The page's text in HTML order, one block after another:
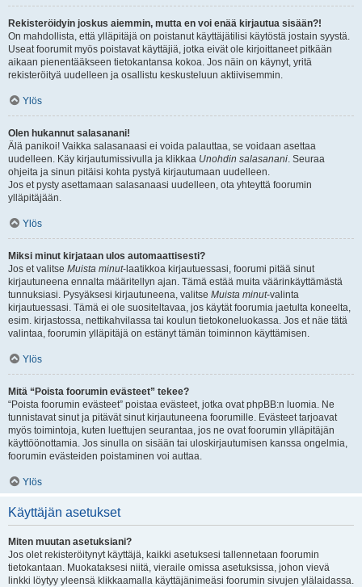
Rekisteröidyin joskus aiemmin, mutta en voi enää kirjautua sisään?!
On mahdollista, että ylläpitäjä on poistanut käyttäjätilisi käytöstä jostain syystä.
Useat foorumit myös poistavat käyttäjiä, jotka eivät ole kirjoittaneet pitkään
aikaan pienentääkseen tietokantansa kokoa. Jos näin on käynyt, yritä
rekisteröityä uudelleen ja osallistu keskusteluun aktiivisemmin.
Ylös
Olen hukannut salasanani!
Älä panikoi! Vaikka salasanaasi ei voida palauttaa, se voidaan asettaa
uudelleen. Käy kirjautumissivulla ja klikkaa Unohdin salasanani. Seuraa
ohjeita ja sinun pitäisi kohta pystyä kirjautumaan uudelleen.
Jos et pysty asettamaan salasanaasi uudelleen, ota yhteyttä foorumin
ylläpitäjään.
Ylös
Miksi minut kirjataan ulos automaattisesti?
Jos et valitse Muista minut-laatikkoa kirjautuessasi, foorumi pitää sinut
kirjautuneena ennalta määritellyn ajan. Tämä estää muita väärinkäyttämästä
tunnuksiasi. Pysyäksesi kirjautuneena, valitse Muista minut-valinta
kirjautuessasi. Tämä ei ole suositeltavaa, jos käytät foorumia jaetulta koneelta,
esim. kirjastossa, nettikahvilassa tai koulun tietokoneluokassa. Jos et näe tätä
valintaa, foorumin ylläpitäjä on estänyt tämän toiminnon käyttämisen.
Ylös
Mitä “Poista foorumin evästeet” tekee?
“Poista foorumin evästeet” poistaa evästeet, jotka ovat phpBB:n luomia. Ne
tunnistavat sinut ja pitävät sinut kirjautuneena foorumille. Evästeet tarjoavat
myös toimintoja, kuten luettujen seurantaa, jos ne ovat foorumin ylläpitäjän
käyttöönottamia. Jos sinulla on sisään tai uloskirjautumisen kanssa ongelmia,
foorumin evästeiden poistaminen voi auttaa.
Ylös
Käyttäjän asetukset
Miten muutan asetuksiani?
Jos olet rekisteröitynyt käyttäjä, kaikki asetuksesi tallennetaan foorumin
tietokantaan. Muokataksesi niitä, vieraile omissa asetuksissa, johon vievä
linkki löytyy yleensä klikkaamalla käyttäjänimeäsi foorumin sivujen ylälaidassa.